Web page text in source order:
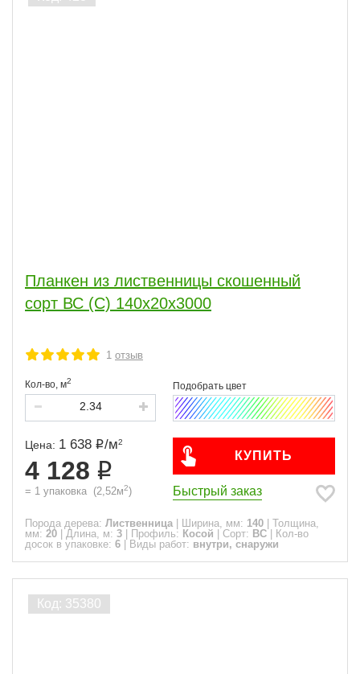
Планкен из лиственницы скошенный
сорт ВС (С) 140x20x3000
1 отзыв
Кол-во, м2
Цена: 1 638 /м2
4 128
= 1 упаковка (2,52м2)
КУПИТЬ
Быстрый заказ
Порода дерева: Лиственница Ширина, мм: 140
Толщина,
мм: 20 Длина, м: 3 Профиль: Косой Сорт: ВС
Кол-во
досок в упаковке: 6 Виды работ: внутри, снаружи